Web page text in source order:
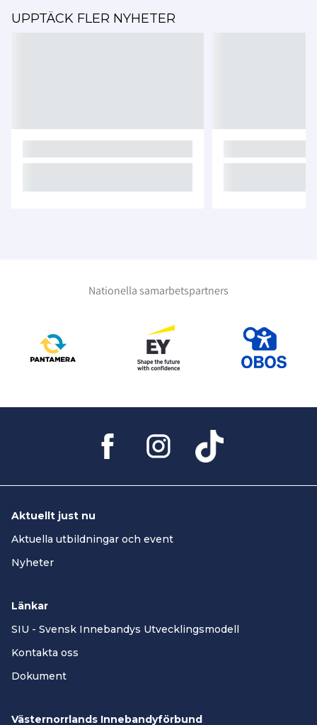
UPPTÄCK FLER NYHETER
Nationella samarbetspartners
Aktuellt just nu
Aktuella utbildningar och event
Nyheter
Länkar
SIU - Svensk Innebandys Utvecklingsmodell
Kontakta oss
Dokument
Västernorrlands Innebandyförbund